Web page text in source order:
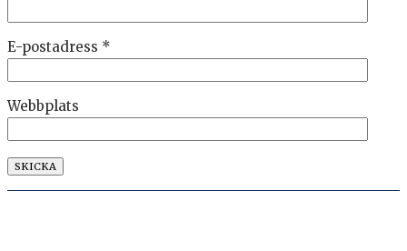
E-postadress *
Webbplats